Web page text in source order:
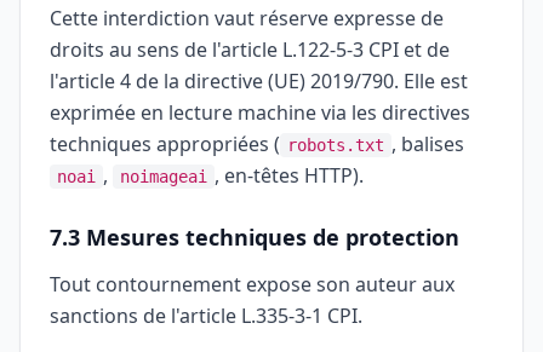
Cette interdiction vaut réserve expresse de
droits au sens de l'article L.122-5-3 CPI et de
l'article 4 de la directive (UE) 2019/790. Elle est
exprimée en lecture machine via les directives
techniques appropriées ( robots.txt , balises
noai , noimageai , en-têtes HTTP).
7.3 Mesures techniques de protection
Tout contournement expose son auteur aux
sanctions de l'article L.335-3-1 CPI.